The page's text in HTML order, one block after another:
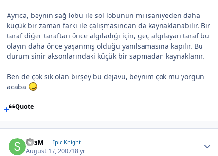
Ayrıca, beynin sağ lobu ile sol lobunun milisaniyeden daha
küçük bir zaman farkı ile çalışmasından da kaynaklanabilir. Bir
taraf diğer taraftan önce algıladığı için, geç algılayan taraf bu
olayın daha önce yaşanmış olduğu yanılsamasına kapılır. Bu
durum sinir aksonlarındaki küçük bir sapmadan kaynaklanır.
Ben de çok sık olan birşey bu dejavu, beynim çok mu yorgun
acaba
Quote
SLaM Epic Knight
August 17, 200718 yr